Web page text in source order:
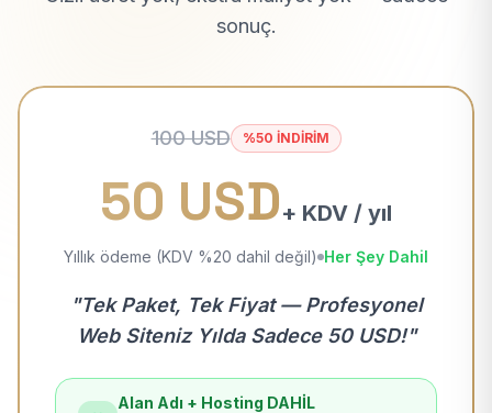
sonuç.
100 USD %50 İNDİRİM
50 USD+ KDV / yıl
Yıllık ödeme (KDV %20 dahil değil) Her Şey Dahil
"Tek Paket, Tek Fiyat — Profesyonel
Web Siteniz Yılda Sadece 50 USD!"
Alan Adı + Hosting DAHİL